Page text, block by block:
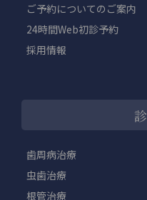
ご予約についてのご案内
24時間Web初診予約
採用情報
歯周病治療
虫歯治療
根管治療